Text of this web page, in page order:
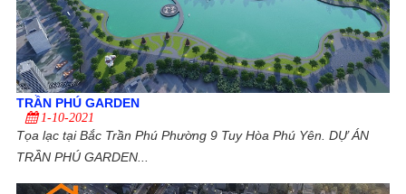
TRẦN PHÚ GARDEN
1-10-2021
Tọa lạc tại Bắc Trần Phú Phường 9 Tuy Hòa Phú Yên. DỰ ÁN
TRẦN PHÚ GARDEN...